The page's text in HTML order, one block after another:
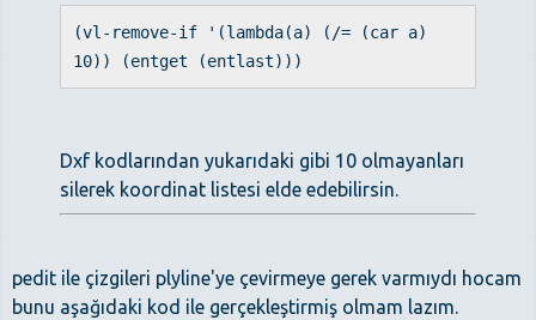
(vl-remove-if '(lambda(a) (/= (car a)
10)) (entget (entlast)))
Dxf kodlarından yukarıdaki gibi 10 olmayanları
silerek koordinat listesi elde edebilirsin.
pedit ile çizgileri plyline'ye çevirmeye gerek varmıydı hocam
bunu aşağıdaki kod ile gerçekleştirmiş olmam lazım.